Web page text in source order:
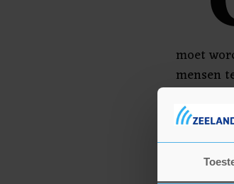
moet
mensen
"Wij
opvang
zei